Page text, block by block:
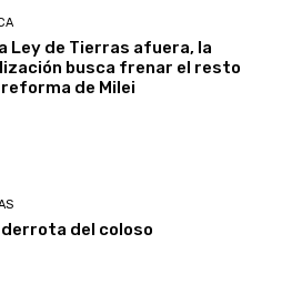
Ley de Tierras afuera, la
busca frenar el resto
reforma de Milei
del coloso